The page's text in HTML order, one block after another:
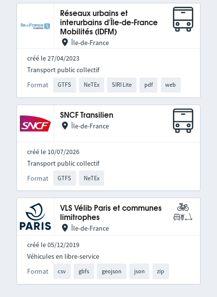
Réseaux urbains et
interurbains d'Île-de-France
Mobilités (IDFM)
Île-de-France
créé le 27/04/2023
Format GTFS NeTEx SIRI Lite pdf web
Transport public collectif
SNCF Transilien
Île-de-France
créé le 10/07/2026
Format GTFS NeTEx
Transport public collectif
VLS Vélib Paris et communes
limitrophes
Île-de-France
créé le 05/12/2019
Format csv gbfs geojson json zip
Véhicules en libre-service